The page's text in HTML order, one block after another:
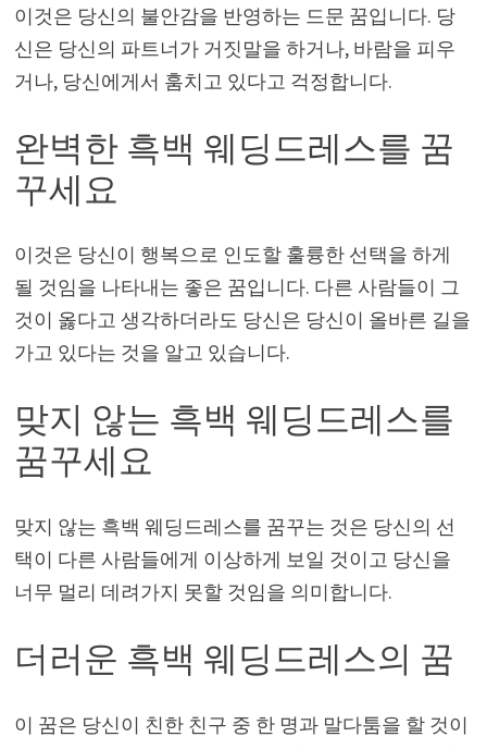
이것은 당신의 불안감을 반영하는 드문 꿈입니다. 당
신은 당신의 파트너가 거짓말을 하거나, 바람을 피우
거나, 당신에게서 훔치고 있다고 걱정합니다.
완벽한 흑백 웨딩드레스를 꿈
꾸세요
이것은 당신이 행복으로 인도할 훌륭한 선택을 하게
될 것임을 나타내는 좋은 꿈입니다. 다른 사람들이 그
것이 옳다고 생각하더라도 당신은 당신이 올바른 길을
가고 있다는 것을 알고 있습니다.
맞지 않는 흑백 웨딩드레스를
꿈꾸세요
맞지 않는 흑백 웨딩드레스를 꿈꾸는 것은 당신의 선
택이 다른 사람들에게 이상하게 보일 것이고 당신을
너무 멀리 데려가지 못할 것임을 의미합니다.
더러운 흑백 웨딩드레스의 꿈
이 꿈은 당신이 친한 친구 중 한 명과 말다툼을 할 것이